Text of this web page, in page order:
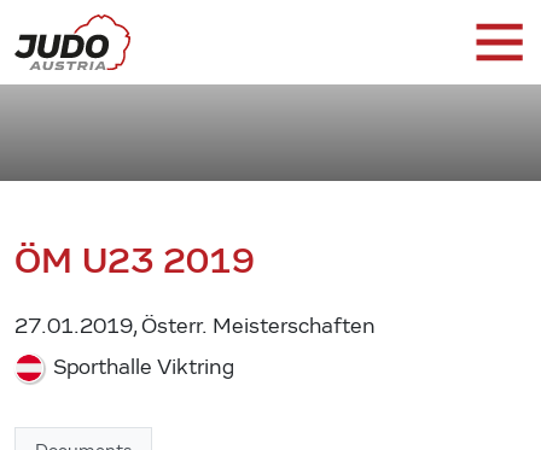
ÖM U23 2019
27.01.2019, Österr. Meisterschaften
Sporthalle Viktring